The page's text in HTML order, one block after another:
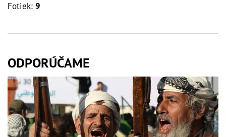
Fotiek: 9
ODPORÚČAME